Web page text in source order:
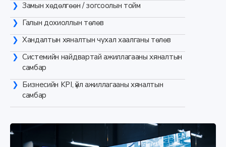
Замын хөдөлгөөн / зогсоолын тойм
Галын дохиоллын төлөв
Хандалтын хяналтын чухал хаалганы төлөв
Системийн найдвартай ажиллагааны хяналтын
самбар
Бизнесийн KPI, үйл ажиллагааны хяналтын
самбар